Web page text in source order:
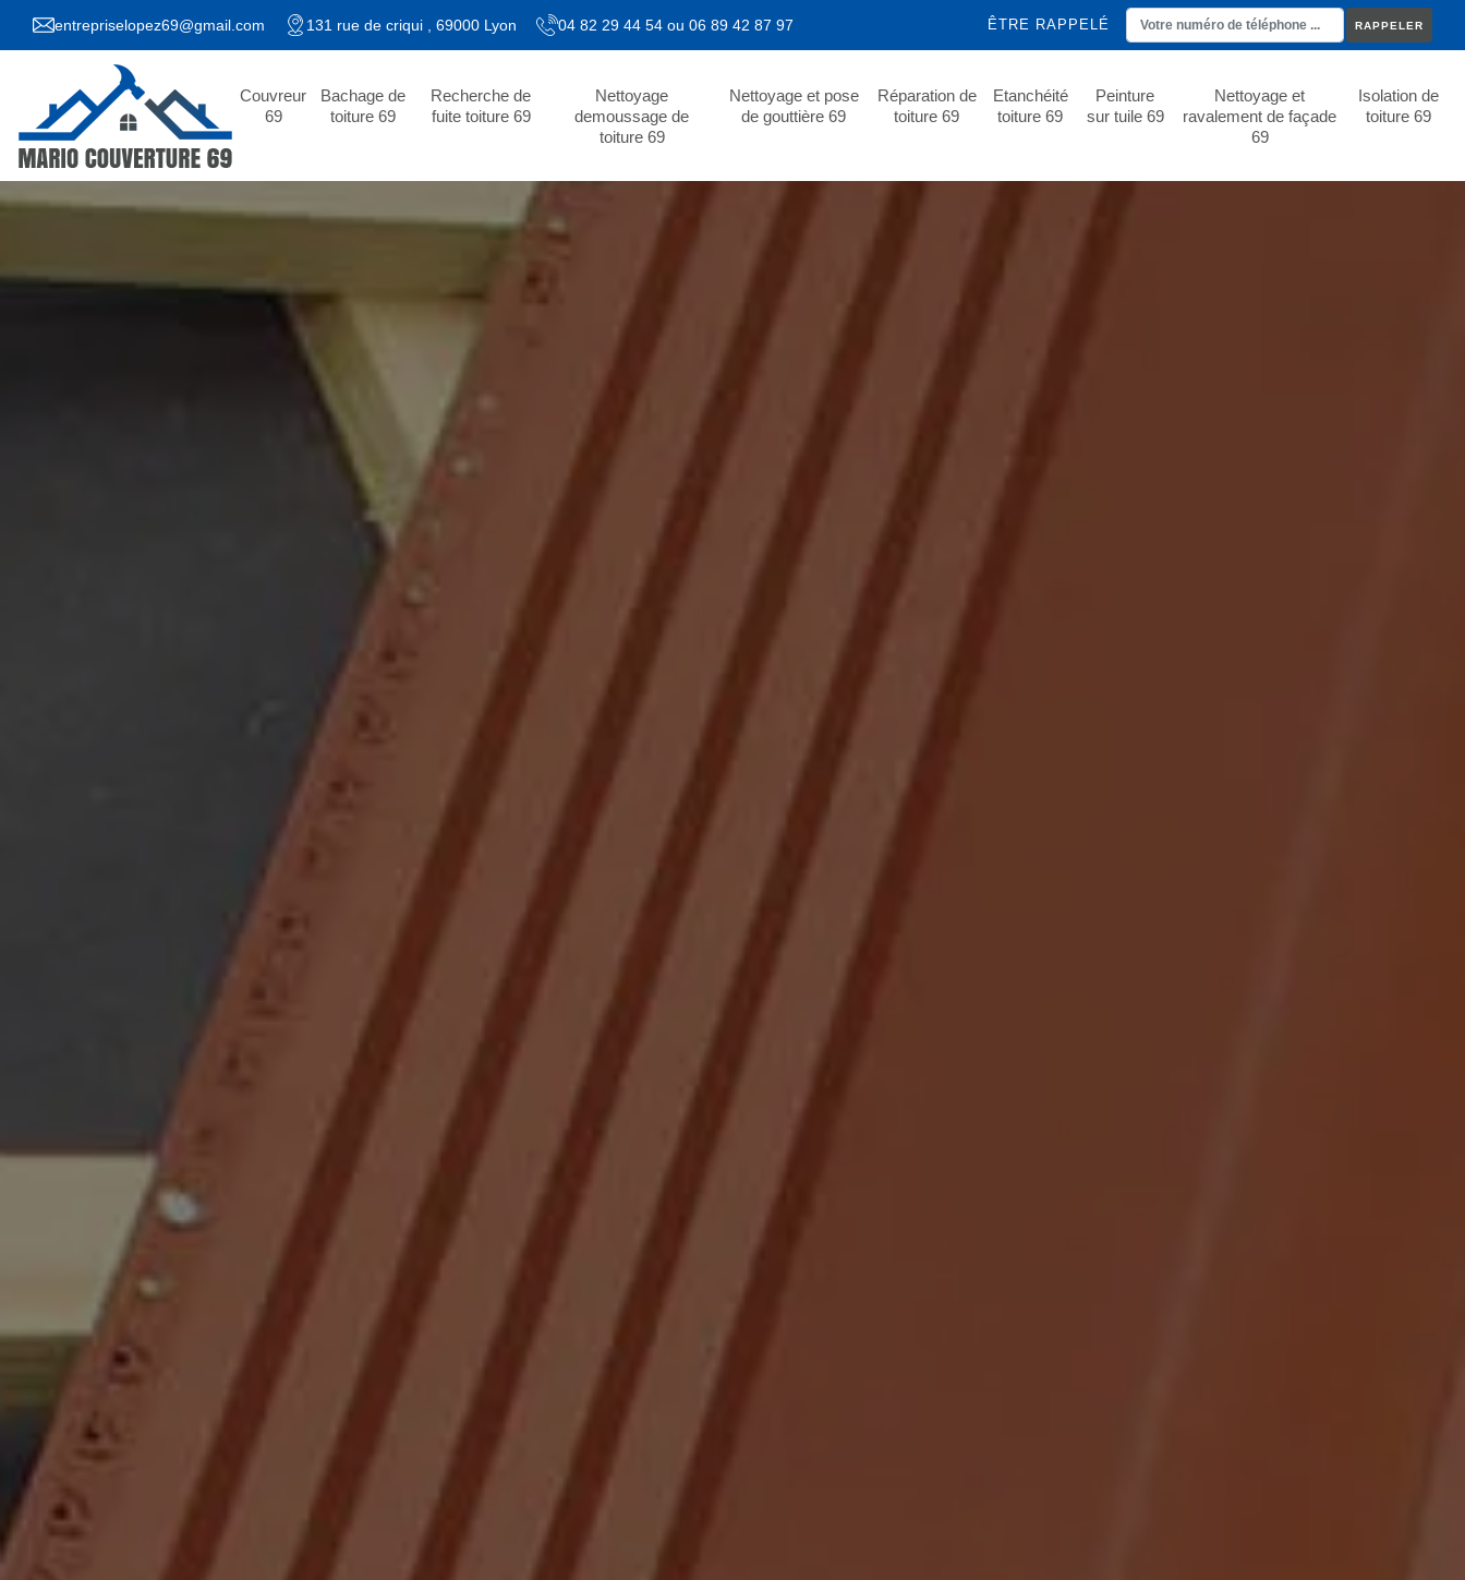
entrepriselopez69@gmail.com 131 rue de criqui , 69000 Lyon 04 82 29 44 54 ou 06 89 42 87 97 ÊTRE RAPPELÉ
Couvreur
69
Bachage de
toiture 69
Recherche de
fuite toiture 69
Nettoyage
demoussage de
toiture 69
Nettoyage et pose
de gouttière 69
Réparation de
toiture 69
Etanchéité
toiture 69
Peinture
sur tuile 69
Nettoyage et
ravalement de façade
69
Isolation de
toiture 69